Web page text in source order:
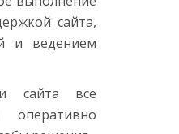
сайта,
и ведением
сайта все